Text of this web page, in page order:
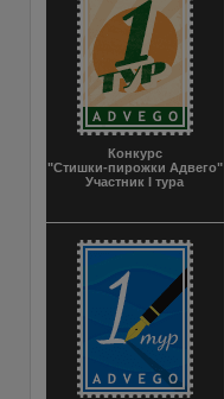
Конкурс
"Стишки-пирожки Адвего"
Участник I тура